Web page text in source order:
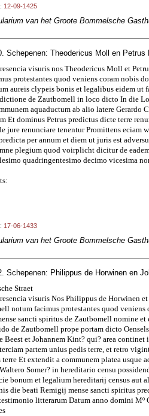
12-09-1425
van het Groote Bommelsche
Schepenen: Theodericus Moll en Petrus
visuris nos Theodericus Moll et
protestantes quod veniens coram nobis
aureis clypeis bonis et legalibus eidem
de Zautbomell in loco dicto In die
aquaductum ab alio latere Gerardo
Et dominus Petrus predictus dicte terre
jure renunciare tenentur Promittens eciam
per annum et diem ut juris est
plegium quod voirplicht dicitur de
quadringentesimo decimo vicesima
17-06-1433
van het Groote Bommelsche
Schepenen: Philippus de Horwinen en
Straet
visuris Nos Philippus de Horwinen
notum facimus protestantes quod veniens
sancti spiritus de Zautbomell nomine
de Zautbomell prope portam dicto
Beest et Johannem Kint? qui? area
partem unius pedis terre, et retro
Et extendit a communem platea usque
Somer? in hereditario censu
bonum et legalium hereditarij census aut
die beati Remigij mense sancti spiritus
litterarum Datum anno domini Mº